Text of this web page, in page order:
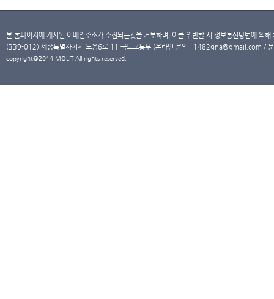
본 홈페이지에 게시된 이메일주소가 수집되는것을 거부하며, 이를 위반할 시 정보통신망법에 의
(339-012) 세종특별자치시 도움6로 11 국토교통부 (온라인 문의 : 1482qna@gmail.com /
copyright@2014 MOLIT All rights reserved.